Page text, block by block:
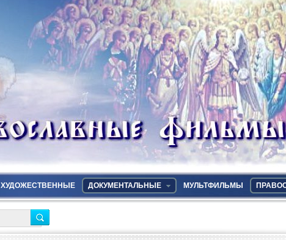
ХУДОЖЕСТВЕННЫЕ ДОКУМЕНТАЛЬНЫЕ МУЛЬТФИЛЬМЫ